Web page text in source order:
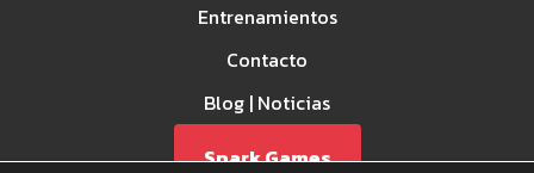
Entrenamientos
Contacto
Blog | Noticias
Spark Games